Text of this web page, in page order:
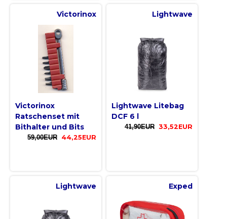
Victorinox
Victorinox
Ratschenset mit
Bithalter und Bits
59,00EUR 44,25EUR
Lightwave
Lightwave Litebag
DCF 6 l
41,90EUR 33,52EUR
Lightwave Exped